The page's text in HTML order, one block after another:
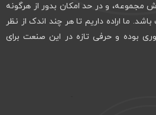
مجموعه، و در حد امکان بدور از هرگونه
ما اراده داریم تا هر چند اندک از نظر
بوده و حرفی تازه در این صنعت برای